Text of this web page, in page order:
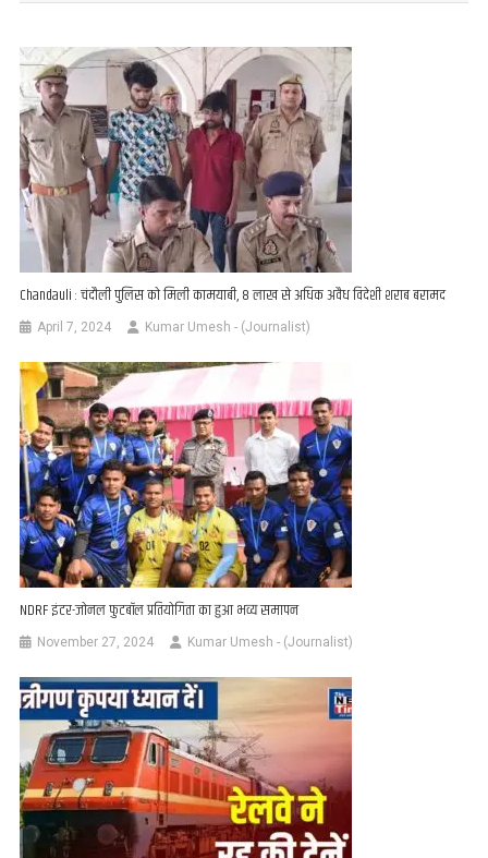
Chandauli : चंदौली पुलिस को मिली कामयाबी, 8 लाख से अधिक अवैध विदेशी शराब बरामद
April 7, 2024 Kumar Umesh - (Journalist)
NDRF इंटर-जोनल फुटबॉल प्रतियोगिता का हुआ भव्य समापन
November 27, 2024 Kumar Umesh - (Journalist)